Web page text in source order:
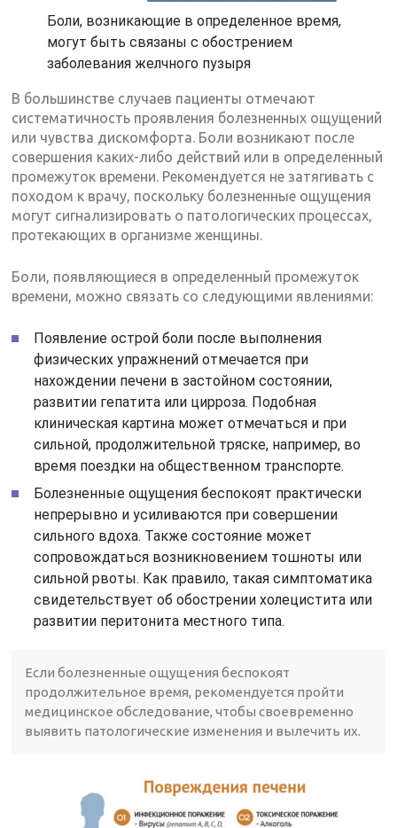
Боли, возникающие в определенное время,
могут быть связаны с обострением
заболевания желчного пузыря
В большинстве случаев пациенты отмечают
систематичность проявления болезненных ощущений
или чувства дискомфорта. Боли возникают после
совершения каких-либо действий или в определенный
промежуток времени. Рекомендуется не затягивать с
походом к врачу, поскольку болезненные ощущения
могут сигнализировать о патологических процессах,
протекающих в организме женщины.
Боли, появляющиеся в определенный промежуток
времени, можно связать со следующими явлениями:
Появление острой боли после выполнения
физических упражнений отмечается при
нахождении печени в застойном состоянии,
развитии гепатита или цирроза. Подобная
клиническая картина может отмечаться и при
сильной, продолжительной тряске, например, во
время поездки на общественном транспорте.
Болезненные ощущения беспокоят практически
непрерывно и усиливаются при совершении
сильного вдоха. Также состояние может
сопровождаться возникновением тошноты или
сильной рвоты. Как правило, такая симптоматика
свидетельствует об обострении холецистита или
развитии перитонита местного типа.
Если болезненные ощущения беспокоят
продолжительное время, рекомендуется пройти
медицинское обследование, чтобы своевременно
выявить патологические изменения и вылечить их.